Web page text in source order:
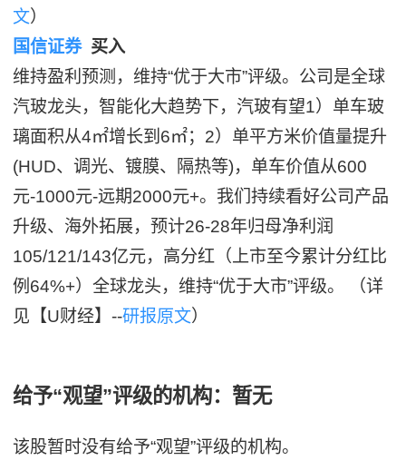
文）
国信证券买入
维持盈利预测，维持“优于大市”评级。公司是全球
汽玻龙头，智能化大趋势下，汽玻有望1）单车玻
璃面积从4㎡增长到6㎡；2）单平方米价值量提升
(HUD、调光、镀膜、隔热等)，单车价值从600
元-1000元-远期2000元+。我们持续看好公司产品
升级、海外拓展，预计26-28年归母净利润
105/121/143亿元，高分红（上市至今累计分红比
例64%+）全球龙头，维持“优于大市”评级。 （详
见【U财经】--研报原文）
给予“观望”评级的机构：暂无
该股暂时没有给予“观望”评级的机构。